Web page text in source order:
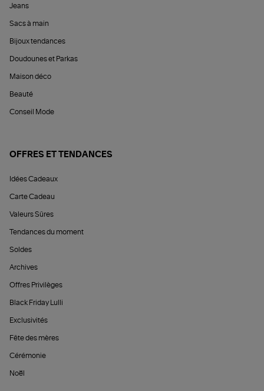
Jeans
Sacs à main
Bijoux tendances
Doudounes et Parkas
Maison déco
Beauté
Conseil Mode
OFFRES ET TENDANCES
Idées Cadeaux
Carte Cadeau
Valeurs Sûres
Tendances du moment
Soldes
Archives
Offres Privilèges
Black Friday Lulli
Exclusivités
Fête des mères
Cérémonie
Noël